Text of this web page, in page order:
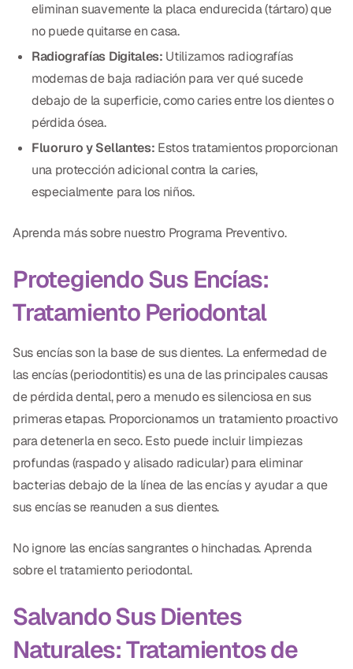
eliminan suavemente la placa endurecida (tártaro) que
no puede quitarse en casa.
Radiografías Digitales: Utilizamos radiografías
modernas de baja radiación para ver qué sucede
debajo de la superficie, como caries entre los dientes o
pérdida ósea.
Fluoruro y Sellantes: Estos tratamientos proporcionan
una protección adicional contra la caries,
especialmente para los niños.
Aprenda más sobre nuestro Programa Preventivo.
Protegiendo Sus Encías:
Tratamiento Periodontal
Sus encías son la base de sus dientes. La enfermedad de
las encías (periodontitis) es una de las principales causas
de pérdida dental, pero a menudo es silenciosa en sus
primeras etapas. Proporcionamos un tratamiento proactivo
para detenerla en seco. Esto puede incluir limpiezas
profundas (raspado y alisado radicular) para eliminar
bacterias debajo de la línea de las encías y ayudar a que
sus encías se reanuden a sus dientes.
No ignore las encías sangrantes o hinchadas. Aprenda
sobre el tratamiento periodontal.
Salvando Sus Dientes
Naturales: Tratamientos de